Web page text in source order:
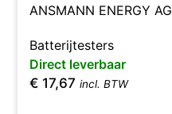
ANSMANN ENERGY AG
Batterijtesters
Direct leverbaar
€ 17,67 incl. BTW